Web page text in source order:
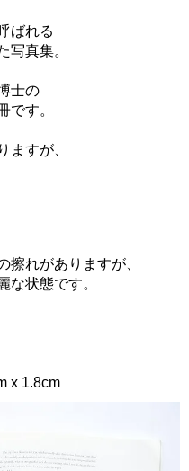
ばれる
写真集。
士の
です。
ますが、
擦れがありますが、
な状態です。
x 1.8cm